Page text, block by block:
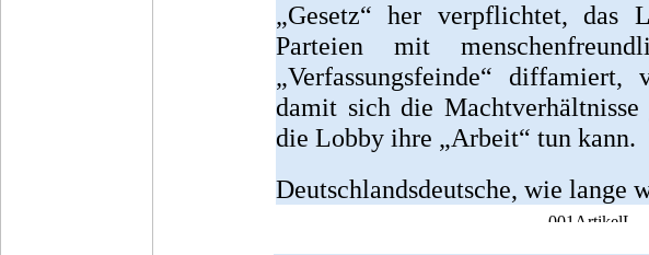
„Gesetz“ her verpflichtet, das
Parteien mit
„Verfassungsfeinde“
damit sich die
die Lobby ihre „Arbeit“ tun kann.
Deutschlandsdeutsche, wie lange